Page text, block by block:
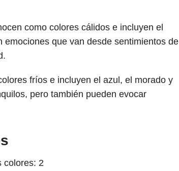
como colores cálidos e incluyen el
que van desde sentimientos de
fríos e incluyen el azul, el morado y
pero también pueden evocar
colores: 2